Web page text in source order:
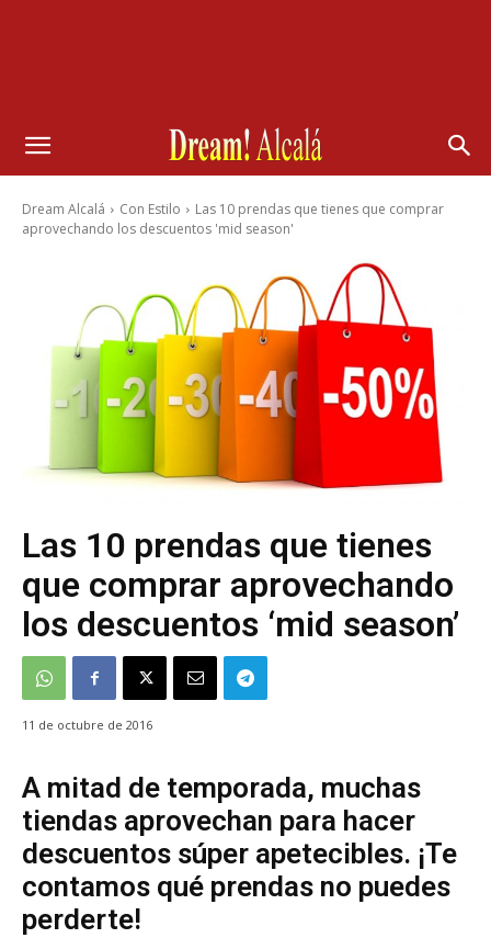
Dream Alcalá Con Estilo
Las 10 prendas que tienes que comprar
aprovechando los descuentos 'mid season'
Las 10 prendas que tienes
que comprar aprovechando
los descuentos ‘mid season’
11 de octubre de 2016
A mitad de temporada, muchas
tiendas aprovechan para hacer
descuentos súper apetecibles. ¡Te
contamos qué prendas no puedes
perderte!